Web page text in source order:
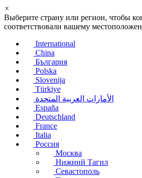
×
Выберите страну или регион, чтобы
соответствовали вашему
International
China
България
Polska
Slovenija
Türkiye
الأمارات العربية المتحدة
España
Deutschland
France
Italia
Россия
Москва
Нижний Тагил
Севастополь